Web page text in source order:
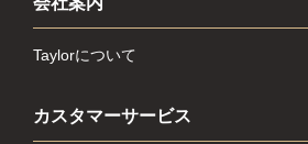
Taylorについて
カスタマーサービス